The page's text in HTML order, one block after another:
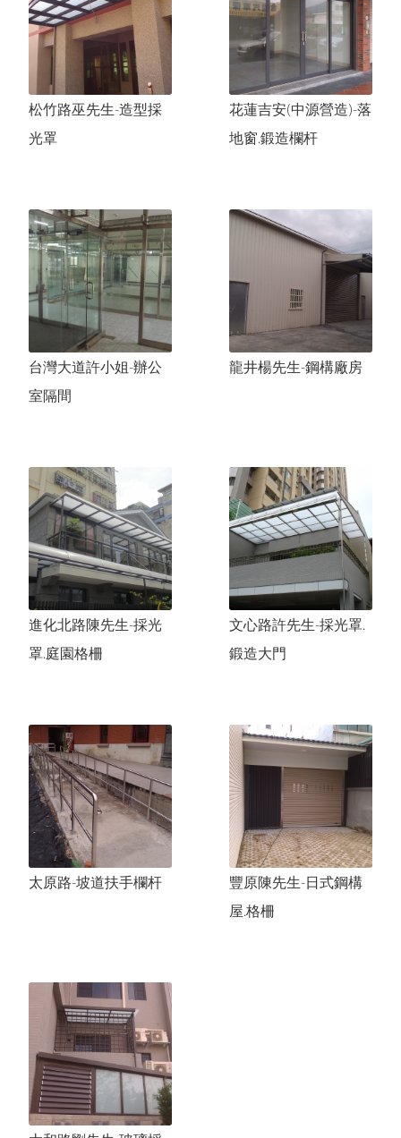
松竹路巫先生-造型採
光罩
花蓮吉安(中源營造)-落
地窗.鍛造欄杆
台灣大道許小姐-辦公
室隔間
龍井楊先生-鋼構廠房
進化北路陳先生-採光
罩.庭園格柵
文心路許先生-採光罩.
鍛造大門
太原路-坡道扶手欄杆
豐原陳先生-日式鋼構
屋.格柵